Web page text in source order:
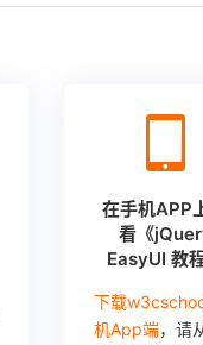
在手机APP
看《
EasyUI 教程
下载
机App端，请